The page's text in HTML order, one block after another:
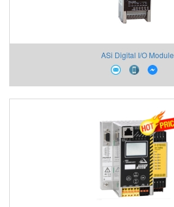
ASi Digital I/O Module